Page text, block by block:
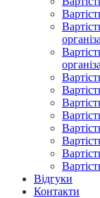
Відгуки
Контакти